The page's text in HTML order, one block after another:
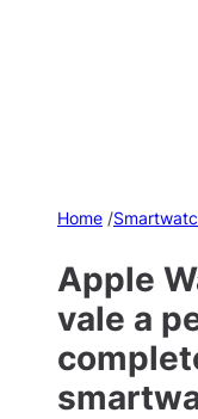
Home /
Apple
vale a